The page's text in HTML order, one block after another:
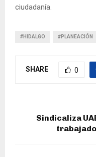
ciudadanía.
#HIDALGO #PLANEACIÓN
SHARE 0
Sindicaliza